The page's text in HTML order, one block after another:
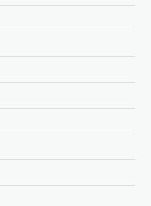
രമേശ്
നല്‍കിയതിനെ
പി.കെ.